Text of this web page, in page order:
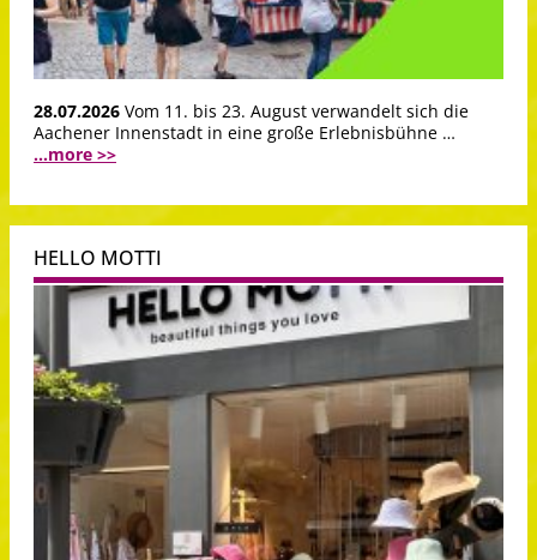
28.07.2026 Vom 11. bis 23. August verwandelt sich die
Aachener Innenstadt in eine große Erlebnisbühne …
...more >>
HELLO MOTTI